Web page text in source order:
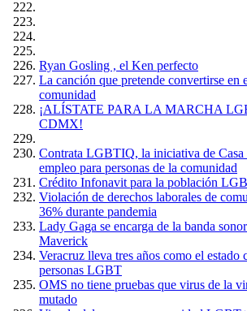
Ryan Gosling , el Ken perfecto
La canción que pretende convertirse en
comunidad
¡ALÍSTATE PARA LA MARCHA
CDMX!
Contrata LGBTIQ, la iniciativa de Casa
empleo para personas de la comunidad
Crédito Infonavit para la población
Violación de derechos laborales de
36% durante pandemia
Lady Gaga se encarga de la banda
Maverick
Veracruz lleva tres años como el estado
personas LGBT
OMS no tiene pruebas que virus de la
mutado